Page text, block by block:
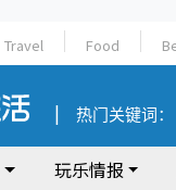
Travel Food
热门关键词：
玩乐情报